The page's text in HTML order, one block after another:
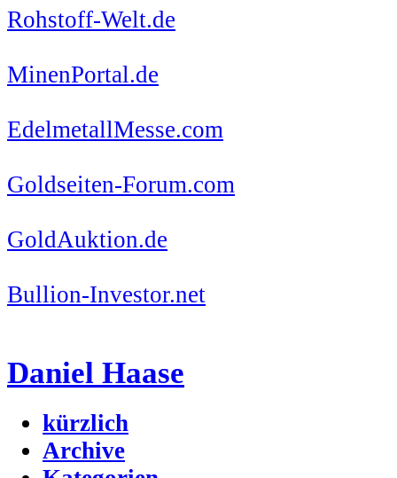
Rohstoff-Welt.de
MinenPortal.de
EdelmetallMesse.com
Goldseiten-Forum.com
GoldAuktion.de
Bullion-Investor.net
Daniel Haase
kürzlich
Archive